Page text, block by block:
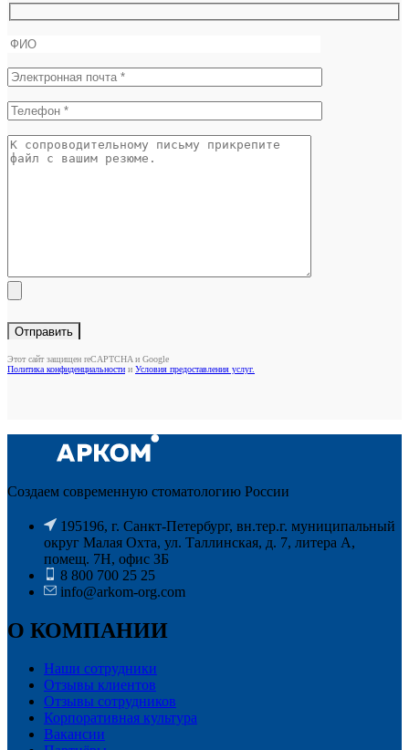
Этот сайт защищен reCAPTCHA и Google
Политика конфиденциальности и Условия предоставления услуг.
Создаем современную стоматологию России
195196, г. Санкт-Петербург, вн.тер.г. муниципальный
округ Малая Охта, ул. Таллинская, д. 7, литера А,
помещ. 7Н, офис ЗБ
8 800 700 25 25
info@arkom-org.com
О КОМПАНИИ
Наши сотрудники
Отзывы клиентов
Отзывы сотрудников
Корпоративная культура
Вакансии